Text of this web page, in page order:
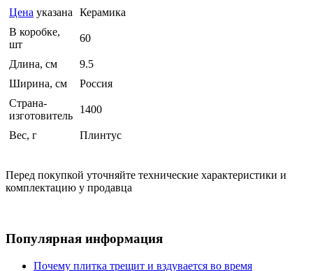
Цена указана Керамика
В коробке,
шт
60
Длина, см
9.5
Ширина, см
Россия
Страна-
изготовитель
1400
Вес, г Плинтус
Перед покупкой уточняйте технические характеристики и
комплектацию у продавца
Популярная информация
Почему плитка трещит и вздувается во время